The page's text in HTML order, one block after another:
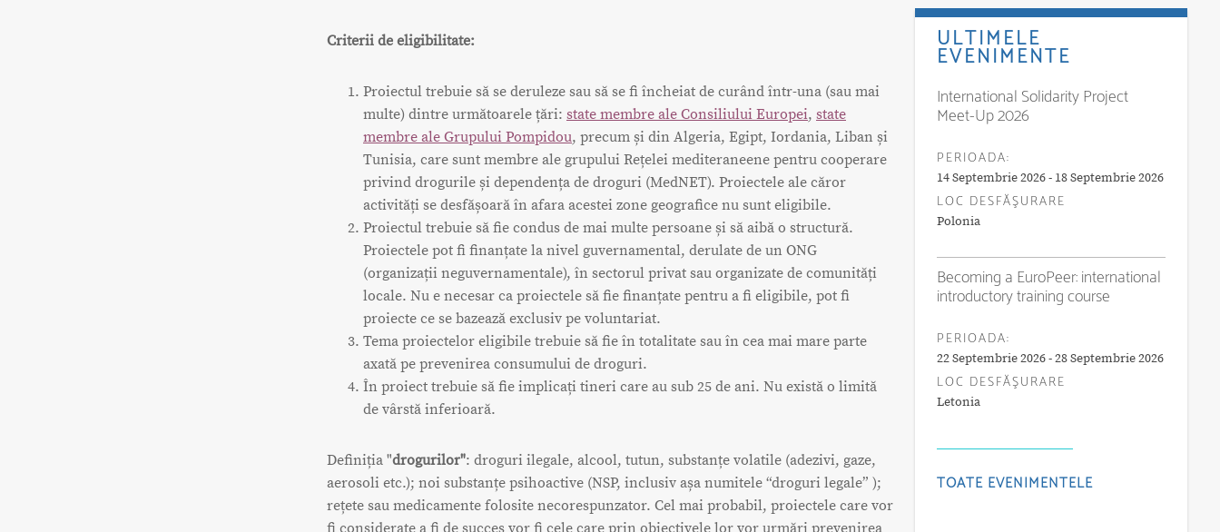
Criterii de eligibilitate:
Proiectul trebuie să se deruleze sau să se fi încheiat de curând într-una (sau mai
multe) dintre următoarele țări: state membre ale Consiliului Europei, state
membre ale Grupului Pompidou, precum și din Algeria, Egipt, Iordania, Liban și
Tunisia, care sunt membre ale grupului Rețelei mediteraneene pentru cooperare
privind drogurile și dependența de droguri (MedNET). Proiectele ale căror
activități se desfășoară în afara acestei zone geografice nu sunt eligibile.
Proiectul trebuie să fie condus de mai multe persoane și să aibă o structură.
Proiectele pot fi finanțate la nivel guvernamental, derulate de un ONG
(organizații neguvernamentale), în sectorul privat sau organizate de comunități
locale. Nu e necesar ca proiectele să fie finanțate pentru a fi eligibile, pot fi
proiecte ce se bazează exclusiv pe voluntariat.
Tema proiectelor eligibile trebuie să fie în totalitate sau în cea mai mare parte
axată pe prevenirea consumului de droguri.
În proiect trebuie să fie implicați tineri care au sub 25 de ani. Nu există o limită
de vârstă inferioară.
Definiția "drogurilor": droguri ilegale, alcool, tutun, substanțe volatile (adezivi, gaze,
aerosoli etc.); noi substanțe psihoactive (NSP, inclusiv așa numitele “droguri legale” );
rețete sau medicamente folosite necorespunzator. Cel mai probabil, proiectele care vor
fi considerate a fi de succes vor fi cele care prin obiectivele lor vor urmări prevenirea
ULTIMELE
EVENIMENTE
International Solidarity Project
Meet-Up 2026
PERIOADA:
14 Septembrie 2026 - 18 Septembrie 2026
LOC DESFĂŞURARE
Polonia
Becoming a EuroPeer: international
introductory training course
PERIOADA:
22 Septembrie 2026 - 28 Septembrie 2026
LOC DESFĂŞURARE
Letonia
TOATE EVENIMENTELE